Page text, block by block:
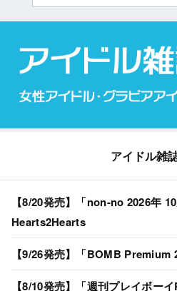
アイドル雑
【8/20発売】「non-no 2026年
Hearts2Hearts
【9/26発売】「BOMB Premium
【8/10発売】「週刊プレイボー